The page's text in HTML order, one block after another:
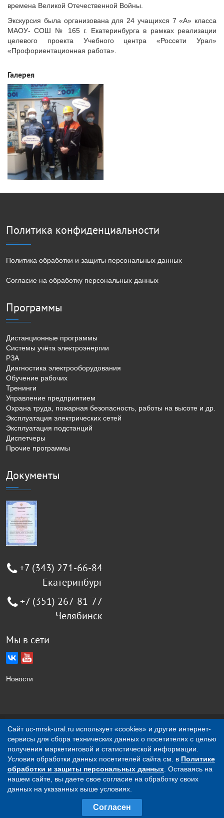
времена Великой Отечественной Войны.
Экскурсия была организована для 24 учащихся 7 «А» класса
МАОУ- СОШ № 165 г. Екатеринбурга в рамках реализации
целевого проекта Учебного центра «Россети Урал»
«Профориентационная работа».
Галерея
Политика конфиденциальности
Политика обработки и защиты персональных данных
Согласие на обработку персональных данных
Программы
Дистанционные программы
Системы учёта электроэнергии
РЗА
Диагностика электрооборудования
Обучение рабочих
Тренинги
Управление предприятием
Охрана труда, пожарная безопасность, работы на высоте и др.
Эксплуатация электрических сетей
Эксплуатация подстанций
Диспетчеры
Прочие программы
Документы
+7 (343) 271-66-84
Екатеринбург
+7 (351) 267-81-77
Челябинск
Мы в сети
Новости
Создание сайта Jellyweb
О компании Контакты
Вся представленная на сайте информация носит
исключительно информационный характер и ни при каких
условиях не является публичной офертой, определяемой
положениями ст.437 ГК РФ
Сайт uc-mrsk-ural.ru использует «cookies» и другие интернет-
сервисы для сбора технических данных о посетителях с целью
получения маркетинговой и статистической информации.
Условия обработки данных посетителей сайта см. в Политике
обработки и защиты персональных данных . Оставаясь на
нашем сайте, вы даете свое согласие на обработку своих
данных на указанных выше условиях.
Согласен